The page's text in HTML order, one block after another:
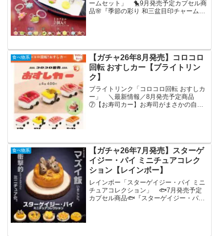
ームセット」 🐤9月発売予定カプセル商
品🌸『季節の彩り 和三盆目印チャームセ
食べ物系
【ガチャ26年8月発売】コロコロ
回転 おすしカー【ブライトリン
ク】
ブライトリンク「コロコロ回転 おすしカ
ー」 ＼最新情報／8月発売予定商品
⑦【お寿司カー】お寿司がまさかの自
食べ物系
【ガチャ26年7月発売】スターゲ
イジー・パイ ミニチュアコレク
ション【レインボー】
レインボー「スターゲイジー・パイ ミニ
チュアコレクション」 🐟7月発売予定
カプセル商品🐟『スターゲイジー・パイ